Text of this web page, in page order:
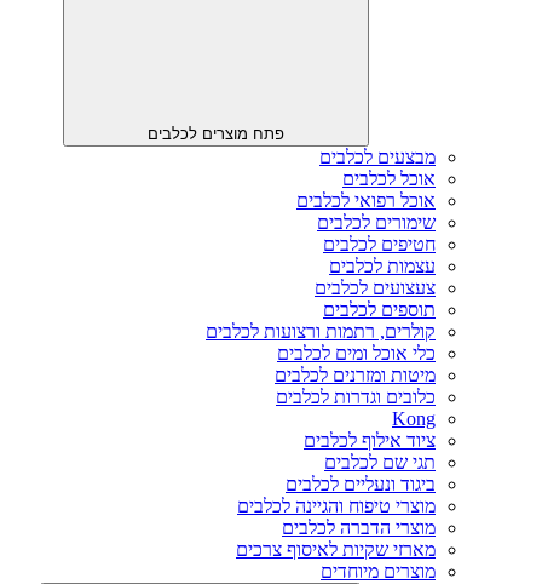
פתח מוצרים לכלבים
מבצעים לכלבים
אוכל לכלבים
אוכל רפואי לכלבים
שימורים לכלבים
חטיפים לכלבים
עצמות לכלבים
צעצועים לכלבים
תוספים לכלבים
קולרים, רתמות ורצועות לכלבים
כלי אוכל ומים לכלבים
מיטות ומזרנים לכלבים
כלובים וגדרות לכלבים
Kong
ציוד אילוף לכלבים
תגי שם לכלבים
ביגוד ונעליים לכלבים
מוצרי טיפוח והגיינה לכלבים
מוצרי הדברה לכלבים
מארזי שקיות לאיסוף צרכים
מוצרים מיוחדים